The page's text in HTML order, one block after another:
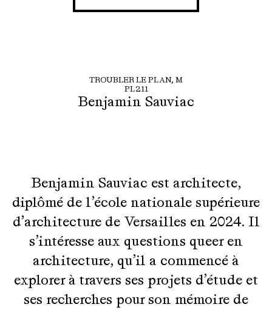
TROUBLER LE PLAN, M
PL211
Benjamin Sauviac
Benjamin Sauviac est architecte,
diplômé de l’école nationale supérieure
d’architecture de Versailles en 2024. Il
s’intéresse aux questions queer en
architecture, qu’il a commencé à
explorer à travers ses projets d’étude et
ses recherches pour son mémoire de